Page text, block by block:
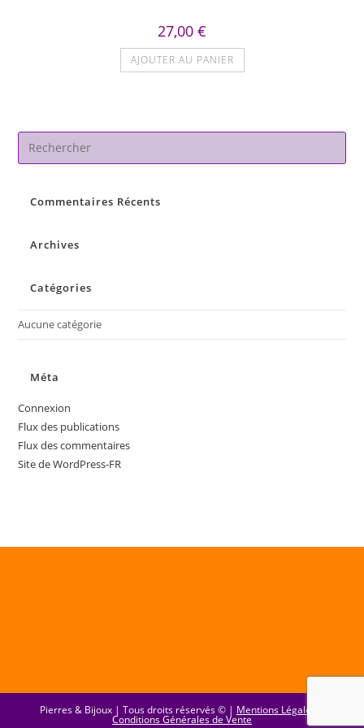
27,00 €
AJOUTER AU PANIER
Commentaires Récents
Archives
Catégories
Aucune catégorie
Méta
Connexion
Flux des publications
Flux des commentaires
Site de WordPress-FR
Pierres & Bijoux | Tous droits réservés © | Mentions Légales
Conditions Générales de Vente